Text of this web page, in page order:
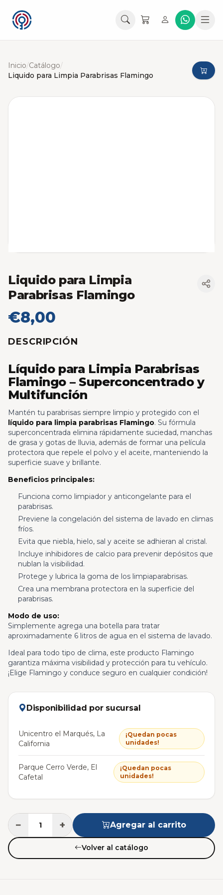
Inicio/Catálogo/
Liquido para Limpia Parabrisas Flamingo
Liquido para Limpia
Parabrisas Flamingo
€8,00
DESCRIPCIÓN
Líquido para Limpia Parabrisas
Flamingo – Superconcentrado y
Multifunción
Mantén tu parabrisas siempre limpio y protegido con el
líquido para limpia parabrisas Flamingo. Su fórmula
superconcentrada elimina rápidamente suciedad, manchas
de grasa y gotas de lluvia, además de formar una película
protectora que repele el polvo y el aceite, manteniendo la
superficie suave y brillante.
Beneficios principales:
Funciona como limpiador y anticongelante para el
parabrisas.
Previene la congelación del sistema de lavado en climas
fríos.
Evita que niebla, hielo, sal y aceite se adhieran al cristal.
Incluye inhibidores de calcio para prevenir depósitos que
nublan la visibilidad.
Protege y lubrica la goma de los limpiaparabrisas.
Crea una membrana protectora en la superficie del
parabrisas.
Modo de uso:
Simplemente agrega una botella para tratar
aproximadamente 6 litros de agua en el sistema de lavado.
Ideal para todo tipo de clima, este producto Flamingo
garantiza máxima visibilidad y protección para tu vehículo.
¡Elige Flamingo y conduce seguro en cualquier condición!
Disponibilidad por sucursal
Unicentro el Marqués, La
California
¡Quedan pocas
unidades!
Parque Cerro Verde, El
Cafetal
¡Quedan pocas
unidades!
− + Agregar al carrito
Volver al catálogo